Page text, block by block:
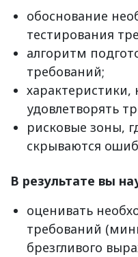
обоснование
тестирования
алгоритм
требований;
удовлетворять
рисковые зоны,
скрываются
В результате вы
оценивать
требований
брезгливого